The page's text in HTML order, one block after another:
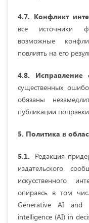
4.7. Конфликт
все источники
возможные
повлиять на его
4.8. Исправление
существенных
обязаны
публикации
5. Политика в
5.1. Редакция
издательского
искусственного
опираясь в том
Generative AI and
intelligence (AI) in